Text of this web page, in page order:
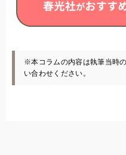
※本コラムの内容は執筆当時
い合わせください。